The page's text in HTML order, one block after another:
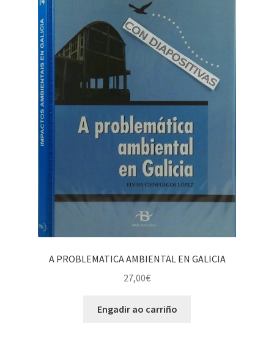
A PROBLEMATICA AMBIENTAL EN GALICIA
27,00€
Engadir ao carriño